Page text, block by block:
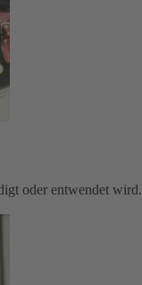
oder entwendet wird.